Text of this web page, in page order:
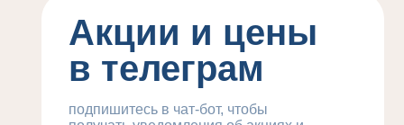
Акции и цены
в телеграм
подпишитесь в чат-бот, чтобы